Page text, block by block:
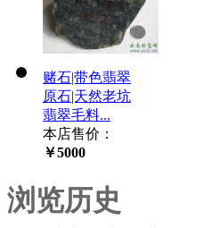
赌石|带色翡翠
原石|天然老坑
翡翠毛料...
本店售价：
￥5000
浏览历史